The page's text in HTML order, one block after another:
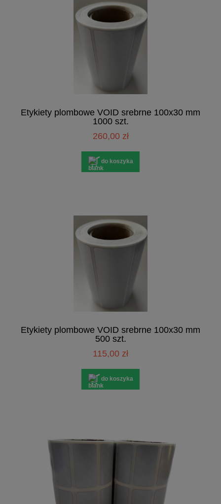
Etykiety plombowe VOID srebrne 100x30 mm
1000 szt.
260,00 zł
do koszyka
Etykiety plombowe VOID srebrne 100x30 mm
500 szt.
115,00 zł
do koszyka